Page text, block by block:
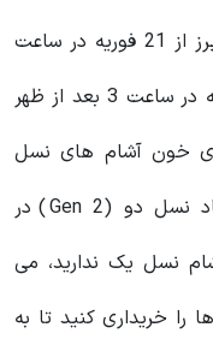
پیش فروش وایت لیست اسنیکی ومپایرز از 21 فوریه در ساعت
3 بعد از ظهر به وقت شرقی تا 22 فوریه در ساعت 3 بعد از ظهر
خون‌ آشام‌ های نسل
یک هستند، به‌ طور خودکار برای ایجاد نسل دو (Gen 2) در
نسل یک ندارید، می
را خریداری کنید تا به